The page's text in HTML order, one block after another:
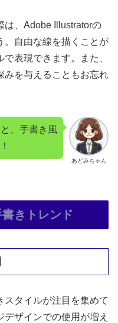
は、Adobe Illustratorの
。自由な線を描くことが
表現できます。また、
みを与えることもお忘れ
あどみちゃん
、手書き風
きトレンド
スタイルが注目を集めて
ザインでの使用が増え